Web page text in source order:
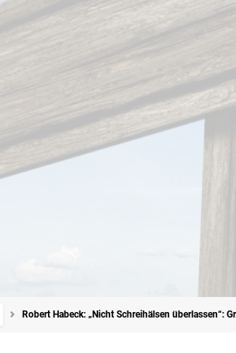
Robert Habeck: „Nicht Schreihälsen überlassen“: